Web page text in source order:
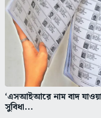
‘এসআইআরে নাম বাদ
সুবিধা...